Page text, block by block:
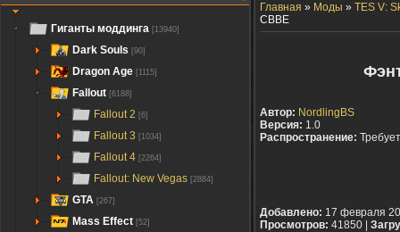
Гиганты моддинга [13940]
Dark Souls [90]
Dragon Age [1115]
Fallout [6188]
Fallout 2 [6]
Fallout 3 [1034]
Fallout 4 [2264]
Fallout: New Vegas [2884]
GTA [267]
Mass Effect [52]
Главная » Моды » TES V:
СВВЕ
Автор: NordlingBS
Версия: 1.0
Распространение:
Добавлено: 17 февраля
Просмотров: 41850 |